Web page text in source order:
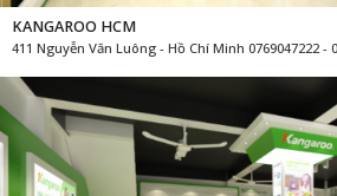
KANGAROO HCM
411 Nguyễn Văn Luông - Hồ Chí Minh 0769047222 -